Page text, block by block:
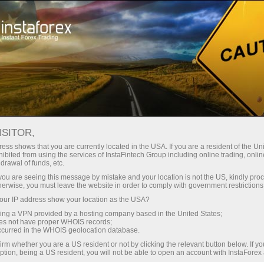
For Beginners Analysis for Beginners
Analysis for Beginners
For those of you who have just started trading Forex,
we have prepared a selection of analytical materials.
These articles will help you choose financial
instruments, show how to work with technical
analysis, and will give you an idea of how to develop
your own trading strategy.
shows that you are currently located in the USA. If you are a resident of the
from using the services of InstaFintech Group including online trading,
of funds, etc.
are seeing this message by mistake and your location is not the US, kindly
you must leave the website in order to comply with government
IP address show your location as the USA?
a VPN provided by a hosting company based in the United States;
not have proper WHOIS records;
in the WHOIS geolocation database.
whether you are a US resident or not by clicking the relevant button below. If
being a US resident, you will not be able to open an account with InstaForex